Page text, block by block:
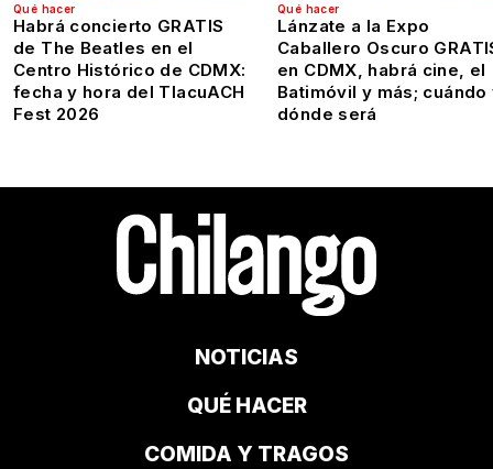
Qué hacer
Habrá concierto GRATIS
de The Beatles en el
Centro Histórico de CDMX:
fecha y hora del TlacuACH
Fest 2026
Qué hacer
Lánzate a la Expo
Caballero Oscuro
en CDMX, habrá cine, el
Batimóvil y más; cuándo
dónde será
NOTICIAS
QUÉ HACER
COMIDA Y TRAGOS